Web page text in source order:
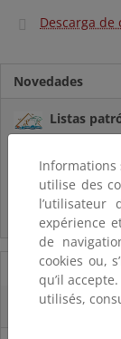
Descarga
Novedades
Listas
El MITECO
Preguntas
Acceso a los
07/08/2025
El censo de aves
Informations
utilise des
l’utilisateur
expérience
de
cookies ou,
qu’il
utilisés,